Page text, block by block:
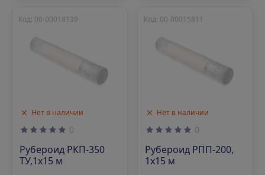
Нет в наличии
Код: 00-00018139
0
Рубероид РКП-350
ТУ,1х15 м
Нет в наличии
Код: 00-00015811
0
Рубероид РПП-200,
1х15 м